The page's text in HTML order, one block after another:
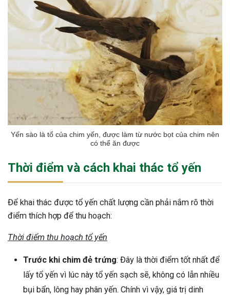
sau sinh là tình trạng viêm da
phổ biến, khiến đôi bàn tay,
của chị em trở nên khô...
Yến sào là tổ của chim yến, được làm từ nước bọt của chim nên
có thể ăn được
Thời điểm và cách khai thác tổ yến
Để khai thác được tổ yến chất lượng cần phải nắm rõ thời
điểm thích hợp để thu hoạch:
Thời điểm thu hoạch tổ yến
Trước khi chim đẻ trứng: Đây là thời điểm tốt nhất để
lấy tổ yến vì lúc này tổ yến sạch sẽ, không có lẫn nhiều
bụi bẩn, lông hay phân yến. Chính vì vậy, giá trị dinh